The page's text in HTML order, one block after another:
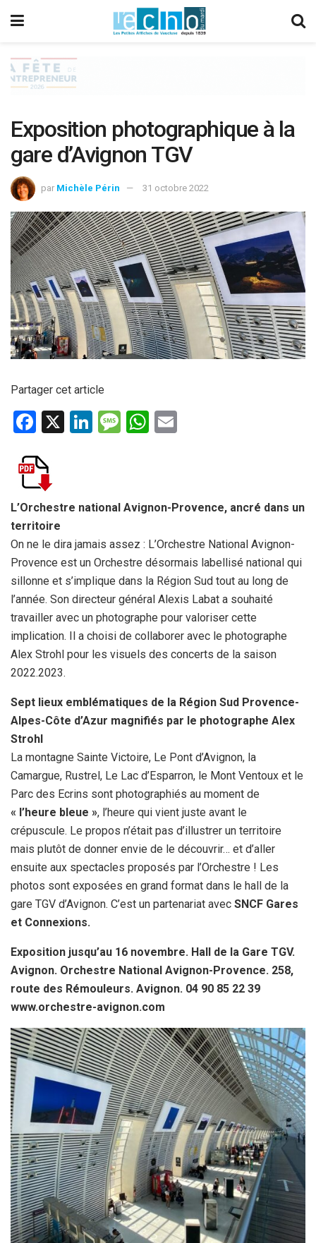
Exposition photographique à la
gare d’Avignon TGV
par Michèle Périn 31 octobre 2022
Partager cet article
F
ce
b
o
o
k
X
Li
n
M
g
e
W
A
p
p
L’Orchestre national Avignon-Provence, ancré dans un
territoire
On ne le dira jamais assez : L’Orchestre National Avignon-
Provence est un Orchestre désormais labellisé national qui
sillonne et s’implique dans la Région Sud tout au long de
l’année. Son directeur général Alexis Labat a souhaité
travailler avec un photographe pour valoriser cette
implication. Il a choisi de collaborer avec le photographe
Alex Strohl pour les visuels des concerts de la saison
2022.2023.
Sept lieux emblématiques de la Région Sud Provence-
Alpes-Côte d’Azur magnifiés par le photographe Alex
Strohl
La montagne Sainte Victoire, Le Pont d’Avignon, la
Camargue, Rustrel, Le Lac d’Esparron, le Mont Ventoux et le
Parc des Ecrins sont photographiés au moment de
« l’heure bleue », l’heure qui vient juste avant le
crépuscule. Le propos n’était pas d’illustrer un territoire
mais plutôt de donner envie de le découvrir… et d’aller
ensuite aux spectacles proposés par l’Orchestre ! Les
photos sont exposées en grand format dans le hall de la
gare TGV d’Avignon. C’est un partenariat avec SNCF Gares
et Connexions.
Exposition jusqu’au 16 novembre. Hall de la Gare TGV.
Avignon. Orchestre National Avignon-Provence. 258,
route des Rémouleurs. Avignon. 04 90 85 22 39
www.orchestre-avignon.com